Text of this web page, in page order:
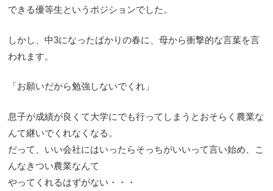
できる優等生というポジションでした。
しかし、中3になったばかりの春に、母から衝撃的な言葉を言
われます。
「お願いだから勉強しないでくれ」
息子が成績が良くて大学にでも行ってしまうとおそらく農業な
んて継いでくれなくなる。
だって、いい会社にはいったらそっちがいいって言い始め、こ
んなきつい農業なんて
やってくれるはずがない・・・